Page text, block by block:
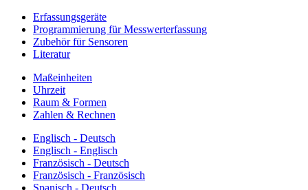
Erfassungsgeräte
Programmierung für Messwerterfassung
Zubehör für Sensoren
Literatur
Maßeinheiten
Uhrzeit
Raum & Formen
Zahlen & Rechnen
Englisch - Deutsch
Englisch - Englisch
Französisch - Deutsch
Französisch - Französisch
Spanisch - Deutsch